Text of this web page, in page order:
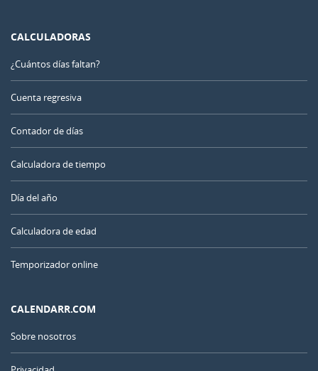
CALCULADORAS
¿Cuántos días faltan?
Cuenta regresiva
Contador de días
Calculadora de tiempo
Día del año
Calculadora de edad
Temporizador online
CALENDARR.COM
Sobre nosotros